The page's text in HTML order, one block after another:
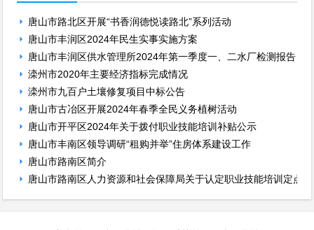
唐山市路北区开展“书香润德悦读路北”系列活动
唐山市丰润区2024年民生实事实施方案
唐山市丰润区供水管理所2024年第一季度一、二水厂检测报告
滦州市2020年主要经济指标完成情况
滦州市九百户土壤修复项目中标公告
唐山市古冶区开展2024年春季全民义务植树活动
唐山市开平区2024年关于拨付职业技能培训补贴公示
唐山市丰南区领导调研“租购并举”住房体系建设工作
唐山市路南区简介
唐山市路南区人力资源和社会保障局关于认定职业技能培训定点